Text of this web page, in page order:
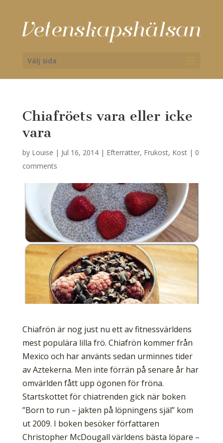
Välj sida
Chiafröets vara eller icke
vara
by Louise | Jul 16, 2014| Efterrätter, Frukost, Kost| 0
comments
Chiafrön är nog just nu ett av fitnessvärldens
mest populära lilla frö. Chiafrön kommer från
Mexico och har använts sedan urminnes tider
av Aztekerna. Men inte förrän på sen­are år har
omvärlden fått upp ögonen för fröna.
Startskottet för chiatrenden gick när boken
”Born to run – jakten på löpningens själ” kom
ut 2009. I boken besöker författaren
Christopher McDougall världens bästa löpare –